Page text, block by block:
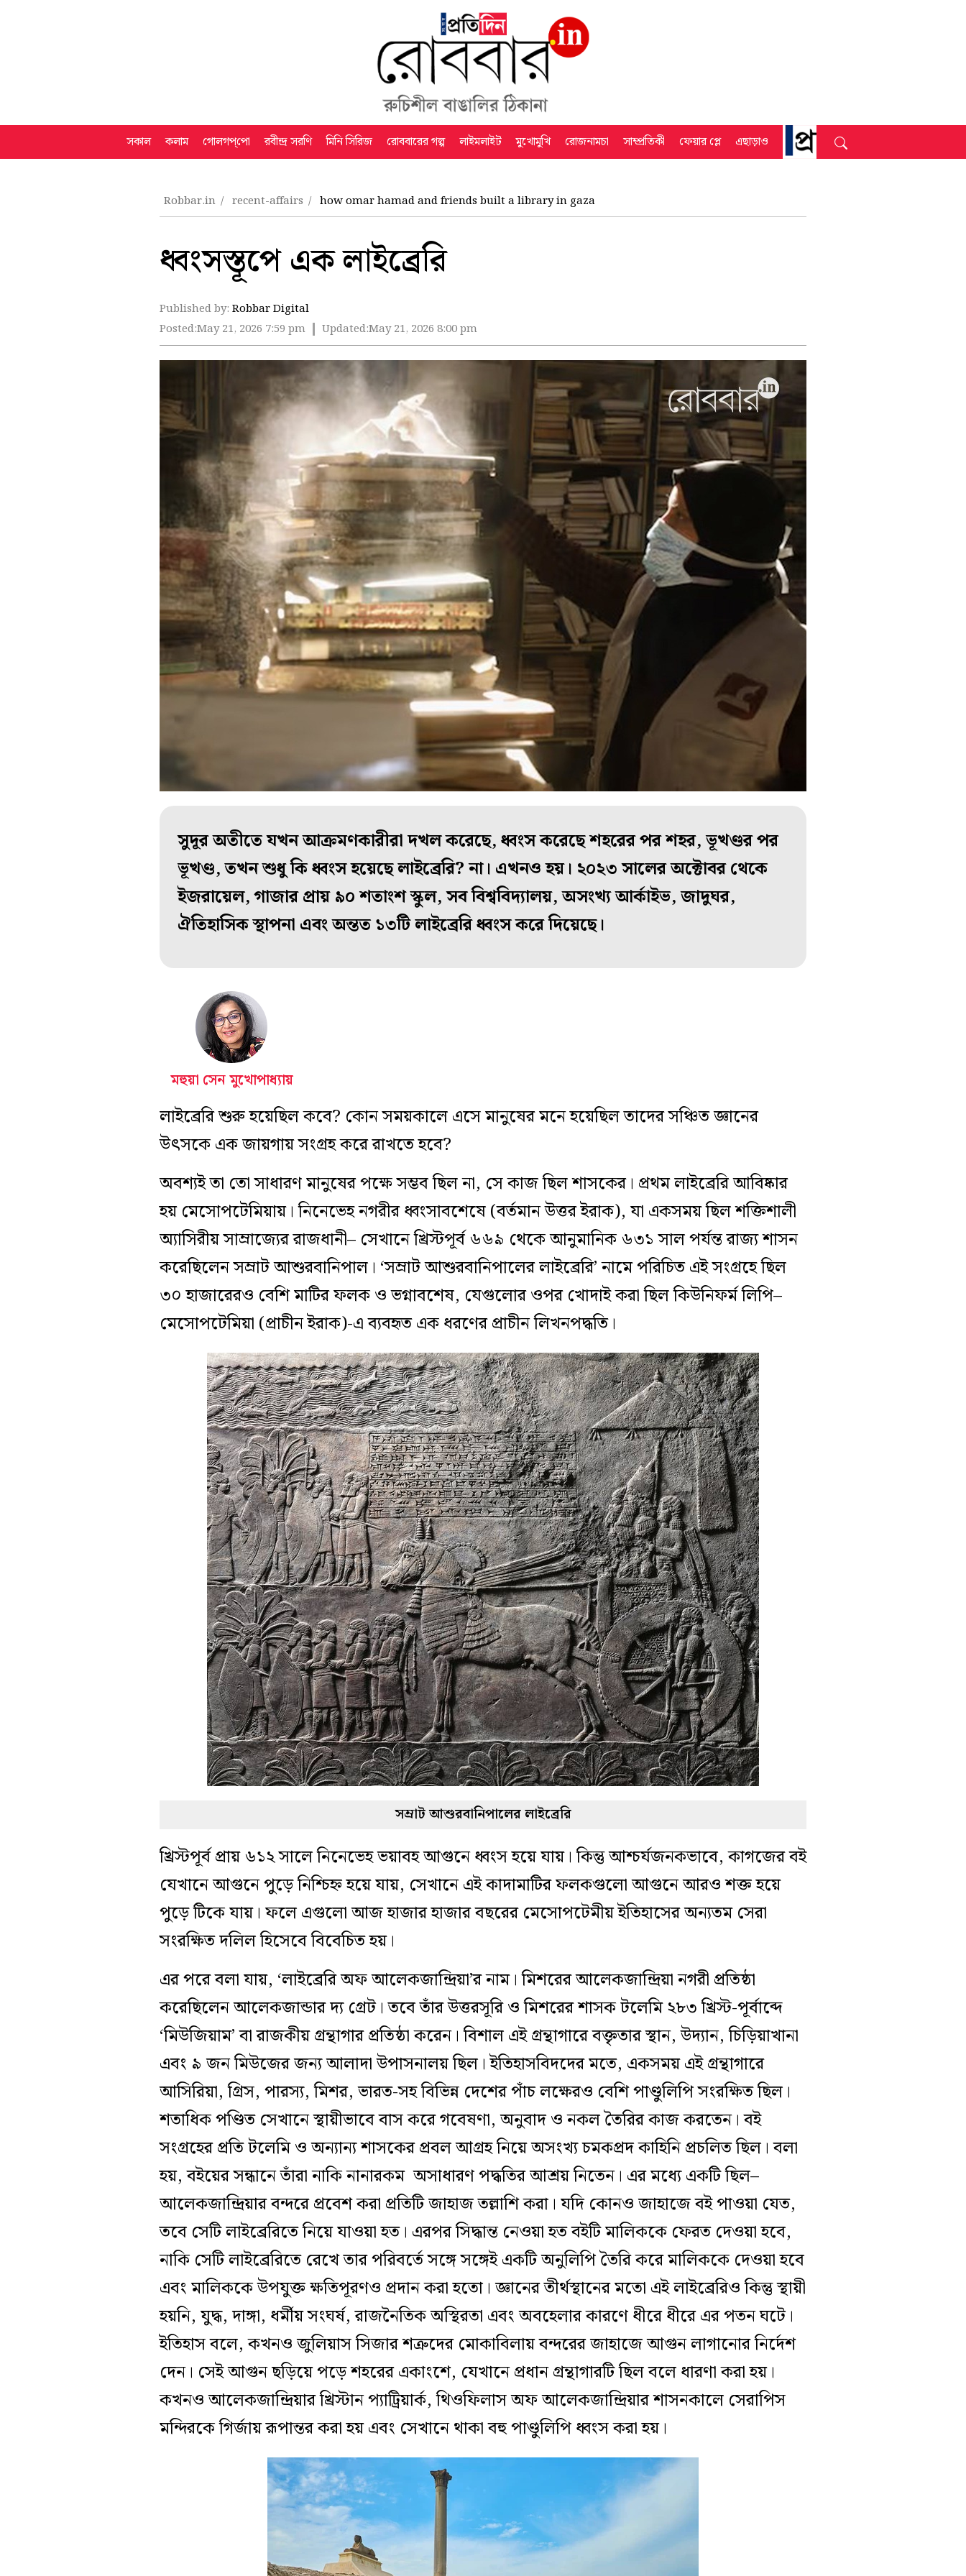
সকাল কলাম গোলগপ্‌পো রবীন্দ্র সরণি মিনি সিরিজ রোববারের গল্প লাইমলাইট মুখোমুখি রোজনামচা সাম্প্রতিকী ফেয়ার প্লে এছাড়াও
Robbar.in recent-affairs how omar hamad and friends built a library in gaza
ধ্বংসস্তূপে এক লাইব্রেরি
Published by: Robbar Digital
Posted:May 21, 2026 7:59 pm Updated:May 21, 2026 8:00 pm
সুদূর অতীতে যখন আক্রমণকারীরা দখল করেছে, ধ্বংস করেছে শহরের পর শহর, ভূখণ্ডর পর
ভূখণ্ড, তখন শুধু কি ধ্বংস হয়েছে লাইব্রেরি? না। এখনও হয়। ২০২৩ সালের অক্টোবর থেকে
ইজরায়েল, গাজার প্রায় ৯০ শতাংশ স্কুল, সব বিশ্ববিদ্যালয়, অসংখ্য আর্কাইভ, জাদুঘর,
ঐতিহাসিক স্থাপনা এবং অন্তত ১৩টি লাইব্রেরি ধ্বংস করে দিয়েছে।
মহুয়া সেন মুখোপাধ্যায়
লাইব্রেরি শুরু হয়েছিল কবে? কোন সময়কালে এসে মানুষের মনে হয়েছিল তাদের সঞ্চিত জ্ঞানের
উৎসকে এক জায়গায় সংগ্রহ করে রাখতে হবে?
অবশ্যই তা তো সাধারণ মানুষের পক্ষে সম্ভব ছিল না, সে কাজ ছিল শাসকের। প্রথম লাইব্রেরি আবিষ্কার
হয় মেসোপটেমিয়ায়। নিনেভেহ নগরীর ধ্বংসাবশেষে (বর্তমান উত্তর ইরাক), যা একসময় ছিল শক্তিশালী
অ্যাসিরীয় সাম্রাজ্যের রাজধানী– সেখানে খ্রিস্টপূর্ব ৬৬৯ থেকে আনুমানিক ৬৩১ সাল পর্যন্ত রাজ্য শাসন
করেছিলেন সম্রাট আশুরবানিপাল। ‘সম্রাট আশুরবানিপালের লাইব্রেরি’ নামে পরিচিত এই সংগ্রহে ছিল
৩০ হাজারেরও বেশি মাটির ফলক ও ভগ্নাবশেষ, যেগুলোর ওপর খোদাই করা ছিল কিউনিফর্ম লিপি–
মেসোপটেমিয়া (প্রাচীন ইরাক)-এ ব্যবহৃত এক ধরণের প্রাচীন লিখনপদ্ধতি।
সম্রাট আশুরবানিপালের লাইব্রেরি
খ্রিস্টপূর্ব প্রায় ৬১২ সালে নিনেভেহ ভয়াবহ আগুনে ধ্বংস হয়ে যায়। কিন্তু আশ্চর্যজনকভাবে, কাগজের বই
যেখানে আগুনে পুড়ে নিশ্চিহ্ন হয়ে যায়, সেখানে এই কাদামাটির ফলকগুলো আগুনে আরও শক্ত হয়ে
পুড়ে টিকে যায়। ফলে এগুলো আজ হাজার হাজার বছরের মেসোপটেমীয় ইতিহাসের অন্যতম সেরা
সংরক্ষিত দলিল হিসেবে বিবেচিত হয়।
এর পরে বলা যায়, ‘লাইব্রেরি অফ আলেকজান্দ্রিয়া’র নাম। মিশরের আলেকজান্দ্রিয়া নগরী প্রতিষ্ঠা
করেছিলেন আলেকজান্ডার দ্য গ্রেট। তবে তাঁর উত্তরসূরি ও মিশরের শাসক টলেমি ২৮৩ খ্রিস্ট-পূর্বাব্দে
‘মিউজিয়াম’ বা রাজকীয় গ্রন্থাগার প্রতিষ্ঠা করেন। বিশাল এই গ্রন্থাগারে বক্তৃতার স্থান, উদ্যান, চিড়িয়াখানা
এবং ৯ জন মিউজের জন্য আলাদা উপাসনালয় ছিল। ইতিহাসবিদদের মতে, একসময় এই গ্রন্থাগারে
আসিরিয়া, গ্রিস, পারস্য, মিশর, ভারত-সহ বিভিন্ন দেশের পাঁচ লক্ষেরও বেশি পাণ্ডুলিপি সংরক্ষিত ছিল।
শতাধিক পণ্ডিত সেখানে স্থায়ীভাবে বাস করে গবেষণা, অনুবাদ ও নকল তৈরির কাজ করতেন। বই
সংগ্রহের প্রতি টলেমি ও অন্যান্য শাসকের প্রবল আগ্রহ নিয়ে অসংখ্য চমকপ্রদ কাহিনি প্রচলিত ছিল। বলা
হয়, বইয়ের সন্ধানে তাঁরা নাকি নানারকম অসাধারণ পদ্ধতির আশ্রয় নিতেন। এর মধ্যে একটি ছিল–
আলেকজান্দ্রিয়ার বন্দরে প্রবেশ করা প্রতিটি জাহাজ তল্লাশি করা। যদি কোনও জাহাজে বই পাওয়া যেত,
তবে সেটি লাইব্রেরিতে নিয়ে যাওয়া হত। এরপর সিদ্ধান্ত নেওয়া হত বইটি মালিককে ফেরত দেওয়া হবে,
নাকি সেটি লাইব্রেরিতে রেখে তার পরিবর্তে সঙ্গে সঙ্গেই একটি অনুলিপি তৈরি করে মালিককে দেওয়া হবে
এবং মালিককে উপযুক্ত ক্ষতিপূরণও প্রদান করা হতো। জ্ঞানের তীর্থস্থানের মতো এই লাইব্রেরিও কিন্তু স্থায়ী
হয়নি, যুদ্ধ, দাঙ্গা, ধর্মীয় সংঘর্ষ, রাজনৈতিক অস্থিরতা এবং অবহেলার কারণে ধীরে ধীরে এর পতন ঘটে।
ইতিহাস বলে, কখনও জুলিয়াস সিজার শত্রুদের মোকাবিলায় বন্দরের জাহাজে আগুন লাগানোর নির্দেশ
দেন। সেই আগুন ছড়িয়ে পড়ে শহরের একাংশে, যেখানে প্রধান গ্রন্থাগারটি ছিল বলে ধারণা করা হয়।
কখনও আলেকজান্দ্রিয়ার খ্রিস্টান প্যাট্রিয়ার্ক, থিওফিলাস অফ আলেকজান্দ্রিয়ার শাসনকালে সেরাপিস
মন্দিরকে গির্জায় রূপান্তর করা হয় এবং সেখানে থাকা বহু পাণ্ডুলিপি ধ্বংস করা হয়।